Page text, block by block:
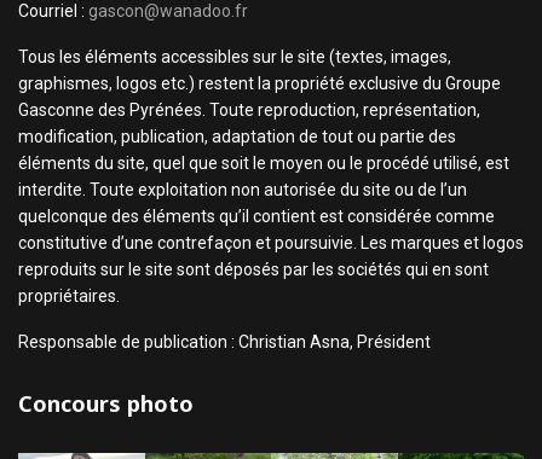
Courriel : gascon@wanadoo.fr
Tous les éléments accessibles sur le site (textes, images,
graphismes, logos etc.) restent la propriété exclusive du Groupe
Gasconne des Pyrénées. Toute reproduction, représentation,
modification, publication, adaptation de tout ou partie des
éléments du site, quel que soit le moyen ou le procédé utilisé, est
interdite. Toute exploitation non autorisée du site ou de l’un
quelconque des éléments qu’il contient est considérée comme
constitutive d’une contrefaçon et poursuivie. Les marques et logos
reproduits sur le site sont déposés par les sociétés qui en sont
propriétaires.
Responsable de publication : Christian Asna, Président
Concours photo